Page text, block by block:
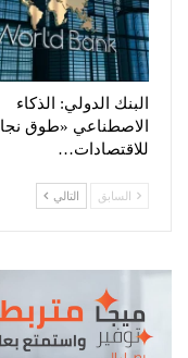
البنك الدولي: الذكاء
الاصطناعي «طوق
للاقتصادات…
السابق التالي